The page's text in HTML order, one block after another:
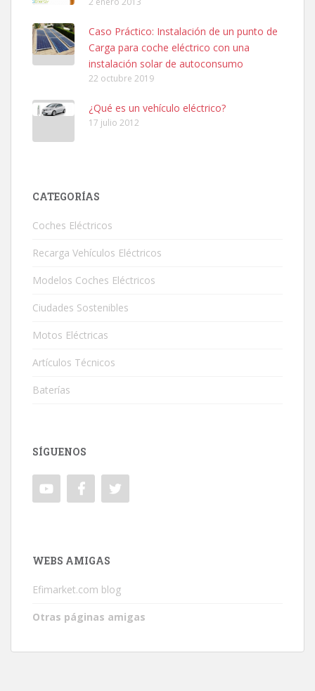
Caso Práctico: Instalación de un punto de
Carga para coche eléctrico con una
instalación solar de autoconsumo
22 octubre 2019
¿Qué es un vehículo eléctrico?
17 julio 2012
CATEGORÍAS
Coches Eléctricos
Recarga Vehículos Eléctricos
Modelos Coches Eléctricos
Ciudades Sostenibles
Motos Eléctricas
Artículos Técnicos
Baterías
SÍGUENOS
WEBS AMIGAS
Efimarket.com blog
Otras páginas amigas